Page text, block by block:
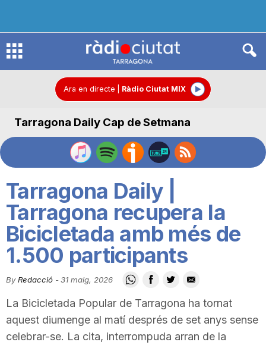
R
d
C
i
u
Ara en directe Ràdio Ciutat MIX
Tarragona Daily Cap de Setmana
Tarragona Daily |
Tarragona recupera la
Bicicletada amb més de
1.500 participants
By Redacció -31 maig, 2026
La Bicicletada Popular de Tarragona ha tornat
aquest diumenge al matí després de set anys sense
celebrar-se. La cita, interrompuda arran de la